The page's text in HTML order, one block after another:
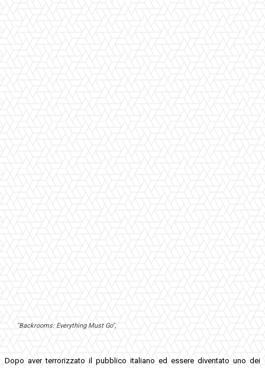
"Backrooms: Everything Must Go",
Dopo aver terrorizzato il pubblico italiano ed essere diventato uno dei